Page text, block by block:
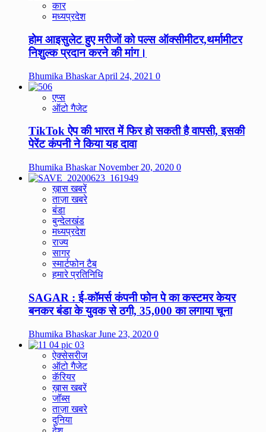
कार
मध्यप्रदेश
होम आइसुलेट हुए मरीजों को पल्स ऑक्सीमीटर,थर्मामीटर
निशुल्क प्रदान करने की मांग।
Bhumika BhaskarApril 24, 2021 0
एप्स
ऑटो गैजेट
TikTok ऐप की भारत में फिर हो सकती है वापसी, इसकी
पेरेंट कंपनी ने किया यह दावा
Bhumika BhaskarNovember 20, 2020 0
ख़ास खबरें
ताज़ा खबरे
बंडा
बुन्देलखंड
मध्यप्रदेश
राज्य
सागर
स्मार्टफोन टैब
हमारे प्रतिनिधि
SAGAR : ई-कॉमर्स कंपनी फोन पे का कस्टमर केयर
बनकर बंडा के युवक से ठगी, 35,000 का लगाया चूना
Bhumika BhaskarJune 23, 2020 0
ऐक्सेसरीज
ऑटो गैजेट
कॅरियर
ख़ास खबरें
जॉब्स
ताज़ा खबरे
दुनिया